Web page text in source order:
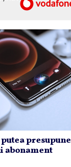
presupune
abonament